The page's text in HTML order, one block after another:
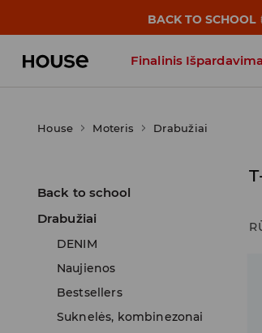
BACK TO SCHOOL
Finalinis
House Moteris Drabužiai
Back to school
Drabužiai
DENIM
Naujienos
Bestsellers
Suknelės, kombinezonai